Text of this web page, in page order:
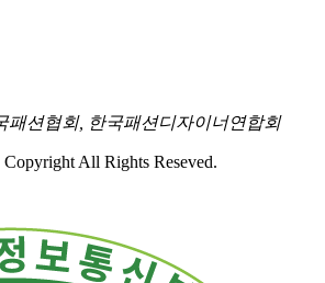
패션협회, 한국패션디자이너연합회
All Rights Reseved.